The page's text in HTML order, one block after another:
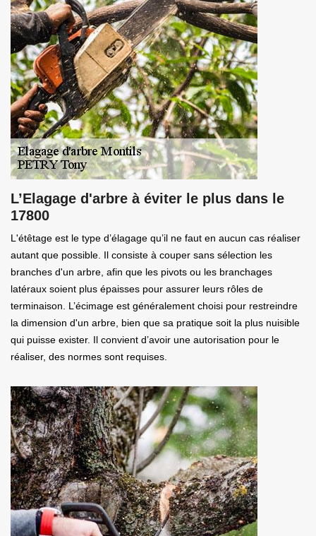
L’Elagage d'arbre à éviter le plus dans le
17800
L'étêtage est le type d’élagage qu’il ne faut en aucun cas réaliser
autant que possible. Il consiste à couper sans sélection les
branches d'un arbre, afin que les pivots ou les branchages
latéraux soient plus épaisses pour assurer leurs rôles de
terminaison. L’écimage est généralement choisi pour restreindre
la dimension d'un arbre, bien que sa pratique soit la plus nuisible
qui puisse exister. Il convient d’avoir une autorisation pour le
réaliser, des normes sont requises.